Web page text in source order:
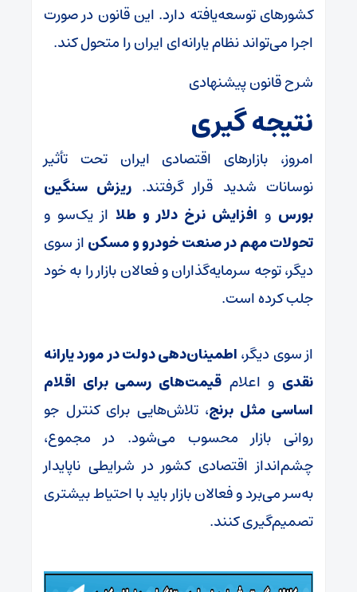
کشورهای توسعه‌یافته دارد. این قانون در صورت
اجرا می‌تواند نظام یارانه‌ای ایران را متحول کند.
شرح قانون پیشنهادی
نتیجه گیری
امروز، بازارهای اقتصادی ایران تحت تأثیر
نوسانات شدید قرار گرفتند. ریزش سنگین
بورس و افزایش نرخ دلار و طلا از یک‌سو و
تحولات مهم در صنعت خودرو و مسکناز سوی
دیگر، توجه سرمایه‌گذاران و فعالان بازار را به خود
جلب کرده است.
از سوی دیگر،اطمینان‌دهی دولت در مورد یارانه
نقدی و اعلام قیمت‌های رسمی برای اقلام
اساسی مثل برنج، تلاش‌هایی برای کنترل جو
روانی بازار محسوب می‌شود. در مجموع،
چشم‌انداز اقتصادی کشور در شرایطی ناپایدار
به‌سر می‌برد و فعالان بازار باید با احتیاط بیشتری
تصمیم‌گیری کنند.